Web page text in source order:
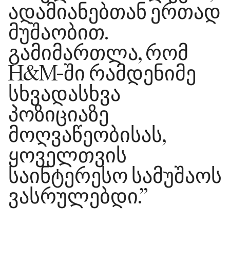
ადამიანებთან ერთად
მუშაობით.
გამიმართლა, რომ
H&M-ში რამდენიმე
სხვადასხვა
პოზიციაზე
მოღვაწეობისას,
ყოველთვის
საინტერესო სამუშაოს
ვასრულებდი.”